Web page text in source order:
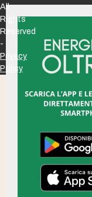
All
Rights
Reserved
-
Privacy
Policy